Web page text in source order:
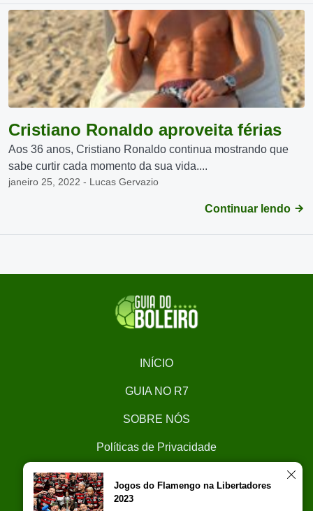
Cristiano Ronaldo aproveita férias
Aos 36 anos, Cristiano Ronaldo continua mostrando que
sabe curtir cada momento da sua vida....
janeiro 25, 2022 - Lucas Gervazio
Continuar lendo
INÍCIO
GUIA NO R7
SOBRE NÓS
Políticas de Privacidade
Trabalhe Conosco
Jogos do Flamengo na Libertadores
2023